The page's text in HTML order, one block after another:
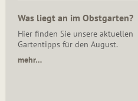
Was liegt an im Obstgarten?
Hier finden Sie unsere aktuellen
Gartentipps für den August.
mehr…